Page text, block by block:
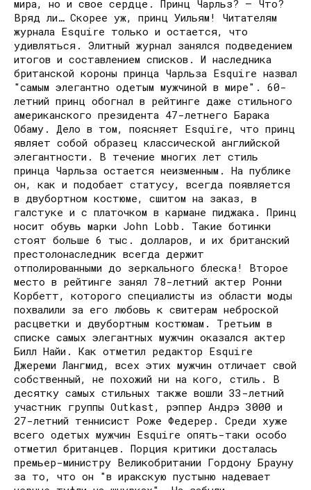
мира, но и свое сердце. Принц Чарльз? – Что?
Вряд ли… Скорее уж, принц Уильям! Читателям
журнала Esquire только и остается, что
удивляться. Элитный журнал занялся подведением
итогов и составлением списков. И наследника
британской короны принца Чарльза Esquire назвал
"самым элегантно одетым мужчиной в мире". 60-
летний принц обогнал в рейтинге даже стильного
американского президента 47-летнего Барака
Обаму. Дело в том, поясняет Esquire, что принц
являет собой образец классической английской
элегантности. В течение многих лет стиль
принца Чарльза остается неизменным. На публике
он, как и подобает статусу, всегда появляется
в двубортном костюме, сшитом на заказ, в
галстуке и с платочком в кармане пиджака. Принц
носит обувь марки John Lobb. Такие ботинки
стоят больше 6 тыс. долларов, и их британский
престолонаследник всегда держит
отполированными до зеркального блеска! Второе
место в рейтинге занял 78-летний актер Ронни
Корбетт, которого специалисты из области моды
похвалили за его любовь к свитерам неброской
расцветки и двубортным костюмам. Третьим в
списке самых элегантных мужчин оказался актер
Билл Найи. Как отметил редактор Esquire
Джереми Лангмид, всех этих мужчин отличает свой
собственный, не похожий ни на кого, стиль. В
десятку самых стильных также вошли 33-летний
участник группы Outkast, рэппер Андрэ 3000 и
27-летний теннисист Роже Федерер. Среди хуже
всего одетых мужчин Esquire опять-таки особо
отметил британцев. Порция критики досталась
премьер-министру Великобритании Гордону Брауну
за то, что он "в иракскую пустыню надевает